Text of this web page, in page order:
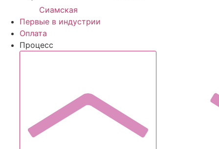
Сиамская
Первые в индустрии
Оплата
Процесс